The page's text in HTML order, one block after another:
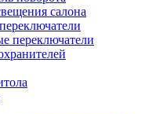
салона
переключатели